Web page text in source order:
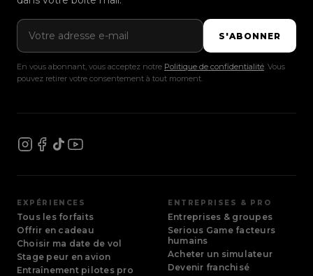
Adresse e-mail
S'ABONNER
En vous abonnant, vous acceptez notre Politique de confidentialité. Vous
pouvez retirer votre consentement à tout moment.
EXPÉRIENCES
Tous les forfaits
Offrir en cadeau
Choisir ma date de vol
Stage peur en avion
Entraînement pilotes pro
ENTREPRISES & PRO
Entreprises & groupes
Serious Game facteurs
humains
Acheter un simulateur
Devenir franchisé